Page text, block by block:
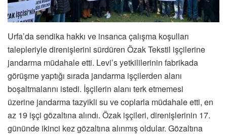
Urfa’da sendika hakkı ve insanca çalışma koşulları
talepleriyle direnişlerini sürdüren Özak Tekstil işçilerine
jandarma müdahale etti. Levi’s yetkililerinin fabrikada
görüşme yaptığı sırada jandarma işçilerden alanı
boşaltmalarını istedi. İşçilerin alanı terk etmemesi
üzerine jandarma tazyikli su ve coplarla müdahale etti, en
az 19 işçi gözaltına alındı. Özak işçileri, direnişlerinin 17.
gününde ikinci kez gözaltına alınmış oldular. Gözaltına